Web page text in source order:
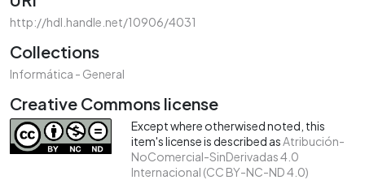
http://hdl.handle.net/10906/4031
Collections
Informática - General
Creative Commons license
Except where otherwised noted, this
item's license is described asAtribución-
NoComercial-SinDerivadas 4.0
Internacional (CC BY-NC-ND 4.0)